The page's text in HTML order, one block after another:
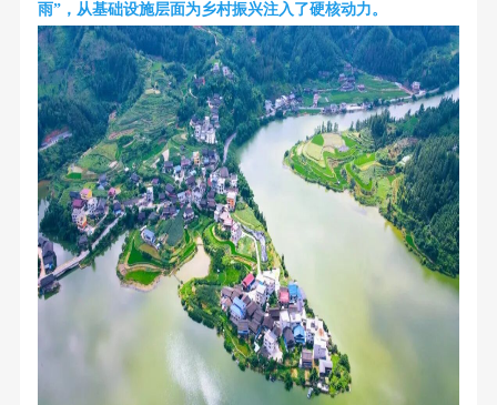
雨”，从基础设施层面为乡村振兴注入了硬核动力。